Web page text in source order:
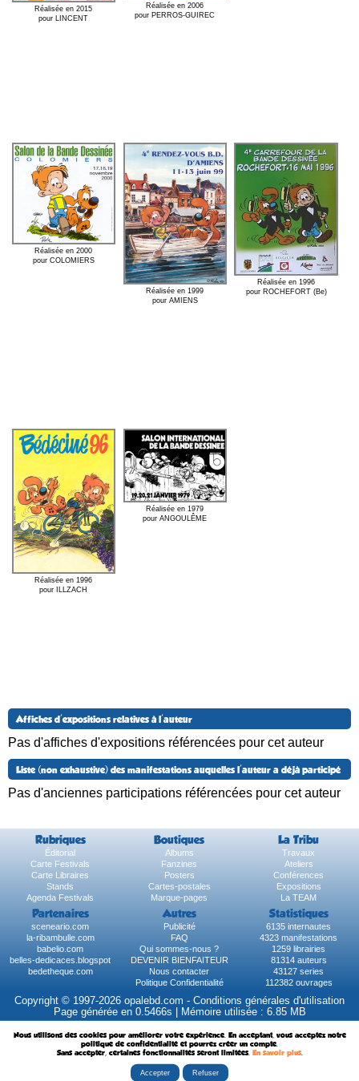
Réalisée en 2015
pour LINCENT
Réalisée en 2006
pour PERROS-GUIREC
Réalisée en 2000
pour COLOMIERS
Réalisée en 1999
pour AMIENS
Réalisée en 1996
pour ROCHEFORT (Be)
Réalisée en 1996
pour ILLZACH
Réalisée en 1979
pour ANGOULÊME
Affiches d'expositions relatives à l'auteur
Pas d'affiches d'expositions référencées pour cet auteur
Liste (non exhaustive) des manifestations auquelles l'auteur a déjà participé
Pas d'anciennes participations référencées pour cet auteur
Rubriques Boutiques La Tribu
Éditorial Albums
Travaux
Carte Festivals
Fanzines
Ateliers
Carte Libraires
Posters
Conférences
Stands
Cartes-postales
Expositions
Agenda Festivals
Marque-pages La TEAM
Partenaires Autres Statistiques
sceneario.com Publicité
6135 internautes
la-ribambulle.com
FAQ
4323 manifestations
babelio.com
Qui sommes-nous ?
1259 librairies
belles-dedicaces.blogspot
DEVENIR BIENFAITEUR
81314 auteurs
bedetheque.com
Nous contacter
43127 series
Politique Confidentialité
112382 ouvrages
Copyright © 1997-2026 opalebd.com - Conditions générales d'utilisation
Page générée en 0.5466s | Mémoire utilisée : 6.85 MB
Nous utilisons des cookies pour améliorer votre expérience. En acceptant, vous acceptez notre
politique de confidentialité et pourrez créer un compte.
Sans accepter, certaines fonctionnalités seront limitées. En savoir plus.
Accepter Refuser